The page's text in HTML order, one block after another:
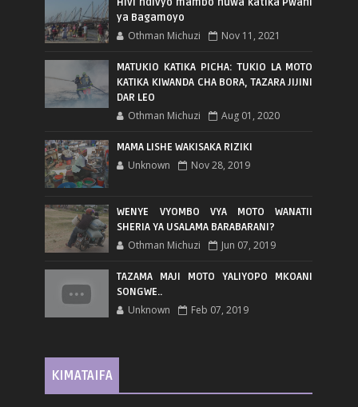
ya Bagamoyo
Othman Michuzi Nov 11, 2021
MATUKIO KATIKA PICHA: TUKIO LA MOTO
KATIKA KIWANDA CHA BORA, TAZARA JIJINI
DAR LEO
Othman Michuzi Aug 01, 2020
MAMA LISHE WAKISAKA RIZIKI
Unknown Nov 28, 2019
WENYE VYOMBO VYA MOTO WANATII
SHERIA YA USALAMA BARABARANI?
Othman Michuzi Jun 07, 2019
TAZAMA MAJI MOTO YALIYOPO MKOANI
SONGWE..
Unknown Feb 07, 2019
KIMATAIFA